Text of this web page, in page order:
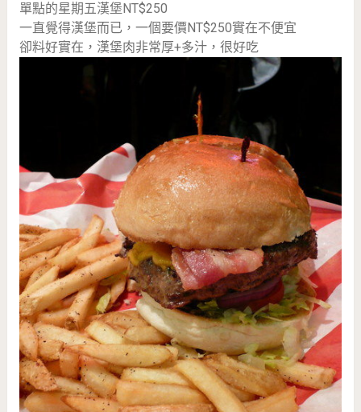
單點的星期五漢堡NT$250
一直覺得漢堡而已，一個要價NT$250實在不便宜
卻料好實在，漢堡肉非常厚+多汁，很好吃